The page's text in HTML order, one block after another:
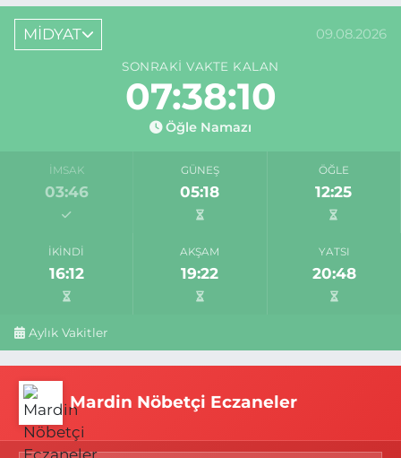
MİDYAT 09.08.2026
SONRAKI VAKTE KALAN
07:38:10
Öğle Namazı
İMSAK
03:46
GÜNEŞ
05:18
ÖĞLE
12:25
İKINDI
16:12
AKŞAM
19:22
YATSI
20:48
Aylık Vakitler
Mardin Nöbetçi Eczaneler